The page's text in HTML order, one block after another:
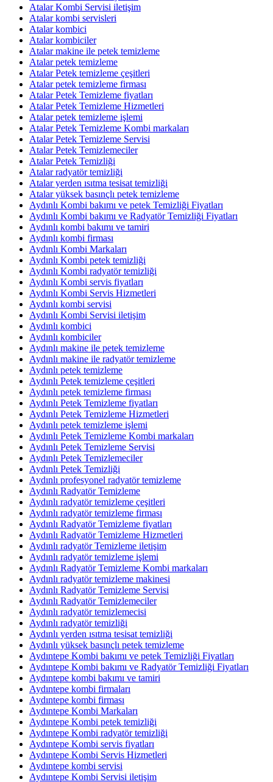
Atalar Kombi Servisi iletişim
Atalar kombi servisleri
Atalar kombici
Atalar kombiciler
Atalar makine ile petek temizleme
Atalar petek temizleme
Atalar Petek temizleme çeşitleri
Atalar petek temizleme firması
Atalar Petek Temizleme fiyatları
Atalar Petek Temizleme Hizmetleri
Atalar petek temizleme işlemi
Atalar Petek Temizleme Kombi markaları
Atalar Petek Temizleme Servisi
Atalar Petek Temizlemeciler
Atalar Petek Temizliği
Atalar radyatör temizliği
Atalar yerden ısıtma tesisat temizliği
Atalar yüksek basınçlı petek temizleme
Aydınlı Kombi bakımı ve petek Temizliği Fiyatları
Aydınlı Kombi bakımı ve Radyatör Temizliği Fiyatları
Aydınlı kombi bakımı ve tamiri
Aydınlı kombi firması
Aydınlı Kombi Markaları
Aydınlı Kombi petek temizliği
Aydınlı Kombi radyatör temizliği
Aydınlı Kombi servis fiyatları
Aydınlı Kombi Servis Hizmetleri
Aydınlı kombi servisi
Aydınlı Kombi Servisi iletişim
Aydınlı kombici
Aydınlı kombiciler
Aydınlı makine ile petek temizleme
Aydınlı makine ile radyatör temizleme
Aydınlı petek temizleme
Aydınlı Petek temizleme çeşitleri
Aydınlı petek temizleme firması
Aydınlı Petek Temizleme fiyatları
Aydınlı Petek Temizleme Hizmetleri
Aydınlı petek temizleme işlemi
Aydınlı Petek Temizleme Kombi markaları
Aydınlı Petek Temizleme Servisi
Aydınlı Petek Temizlemeciler
Aydınlı Petek Temizliği
Aydınlı profesyonel radyatör temizleme
Aydınlı Radyatör Temizleme
Aydınlı radyatör temizleme çeşitleri
Aydınlı radyatör temizleme firması
Aydınlı Radyatör Temizleme fiyatları
Aydınlı Radyatör Temizleme Hizmetleri
Aydınlı radyatör Temizleme iletişim
Aydınlı radyatör temizleme işlemi
Aydınlı Radyatör Temizleme Kombi markaları
Aydınlı radyatör temizleme makinesi
Aydınlı Radyatör Temizleme Servisi
Aydınlı Radyatör Temizlemeciler
Aydınlı radyatör temizlemecisi
Aydınlı radyatör temizliği
Aydınlı yerden ısıtma tesisat temizliği
Aydınlı yüksek basınçlı petek temizleme
Aydıntepe Kombi bakımı ve petek Temizliği Fiyatları
Aydıntepe Kombi bakımı ve Radyatör Temizliği Fiyatları
Aydıntepe kombi bakımı ve tamiri
Aydıntepe kombi firmaları
Aydıntepe kombi firması
Aydıntepe Kombi Markaları
Aydıntepe Kombi petek temizliği
Aydıntepe Kombi radyatör temizliği
Aydıntepe Kombi servis fiyatları
Aydıntepe Kombi Servis Hizmetleri
Aydıntepe kombi servisi
Aydıntepe Kombi Servisi iletişim